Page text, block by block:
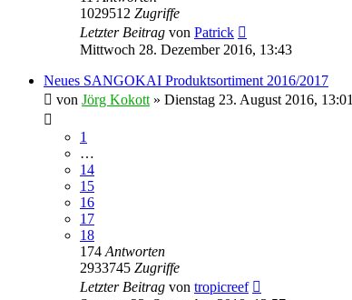
1029512 Zugriffe
Letzter Beitrag von Patrick
Mittwoch 28. Dezember 2016, 13:43
Neues SANGOKAI Produktsortiment 2016/2017
von Jörg Kokott » Dienstag 23. August 2016, 13:01
1
…
14
15
16
17
18
174 Antworten
2933745 Zugriffe
Letzter Beitrag von tropicreef